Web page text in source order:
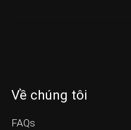
Về chúng tôi
FAQs